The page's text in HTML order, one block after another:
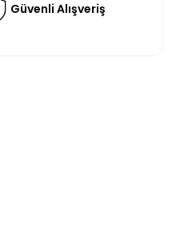
Güvenli Alışveriş